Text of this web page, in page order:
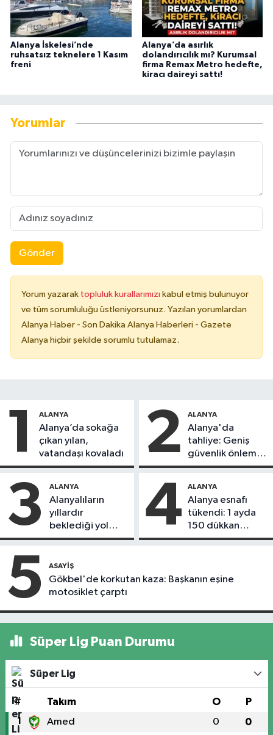
Alanya İskelesi’nde
ruhsatsız teknelere 1 Kasım
freni
Alanya’da asırlık
dolandırıcılık mı? Kurumsal
firma Remax Metro hedefte,
kiracı daireyi sattı!
Yorumlar
Gönder
Yorum yazarak topluluk kurallarımızı kabul etmiş bulunuyor
ve tüm sorumluluğu üstleniyorsunuz. Yazılan yorumlardan
Alanya Haber - Son Dakika Alanya Haberleri - Gazete
Alanya hiçbir şekilde sorumlu tutulamaz.
1 ALANYA
Alanya’da sokağa
çıkan yılan,
vatandaşı kovaladı
2 ALANYA
Alanya'da
tahliye: Geniş
güvenlik önlemi
alındı
3 ALANYA
Alanyalıların
yıllardır
beklediği yol
askıdan döndü
4 ALANYA
Alanya esnafı
tükendi: 1 ayda
150 dükkan
kapandı
5 ASAYIŞ
Gökbel'de korkutan kaza: Başkanın eşine
motosiklet çarptı
Süper Lig Puan Durumu
Süper Lig
# Takım O P
1 Amed 0 0